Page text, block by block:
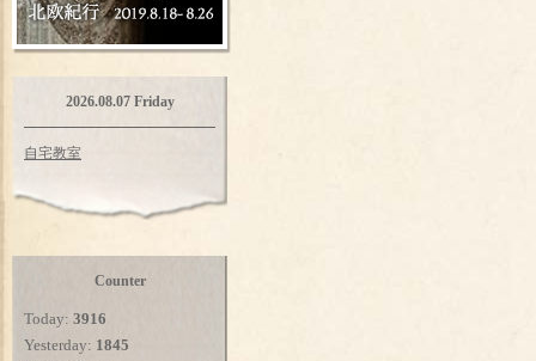
2026.08.07 Friday
自宅教室
Counter
Today: 3916
Yesterday: 1845